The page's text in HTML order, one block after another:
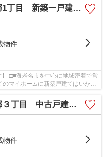
戸建て 全１棟 【仲介手数料無料】
物件
】 □■海老名市を中心に地域密着で営
マイホームに新築戸建てはいかが
古戸建て 【仲介手数料無料】
物件